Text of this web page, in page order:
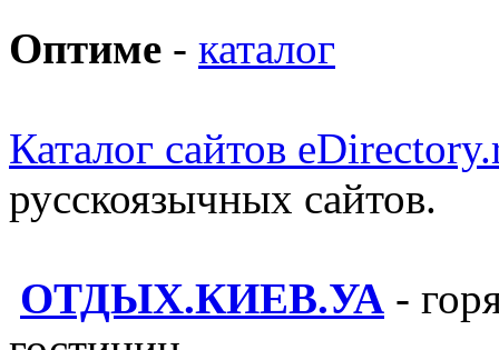
Оптиме - каталог
Каталог сайтов
русскоязычных сайтов.
ОТДЫХ.КИЕВ.УА -